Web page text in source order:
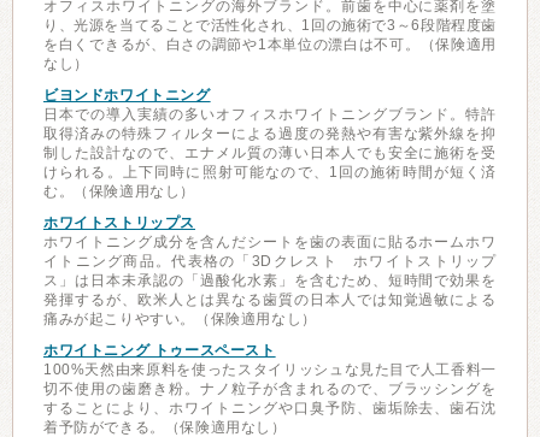
オフィスホワイトニングの海外ブランド。前歯を中心に薬剤を塗
り、光源を当てることで活性化され、1回の施術で3～6段階程度歯
を白くできるが、白さの調節や1本単位の漂白は不可。（保険適用
なし）
ビヨンドホワイトニング
日本での導入実績の多いオフィスホワイトニングブランド。特許
取得済みの特殊フィルターによる過度の発熱や有害な紫外線を抑
制した設計なので、エナメル質の薄い日本人でも安全に施術を受
けられる。上下同時に照射可能なので、1回の施術時間が短く済
む。（保険適用なし）
ホワイトストリップス
ホワイトニング成分を含んだシートを歯の表面に貼るホームホワ
イトニング商品。代表格の「3Dクレスト ホワイトストリップ
ス」は日本未承認の「過酸化水素」を含むため、短時間で効果を
発揮するが、欧米人とは異なる歯質の日本人では知覚過敏による
痛みが起こりやすい。（保険適用なし）
ホワイトニング トゥースペースト
100%天然由来原料を使ったスタイリッシュな見た目で人工香料一
切不使用の歯磨き粉。ナノ粒子が含まれるので、ブラッシングを
することにより、ホワイトニングや口臭予防、歯垢除去、歯石沈
着予防ができる。（保険適用なし）